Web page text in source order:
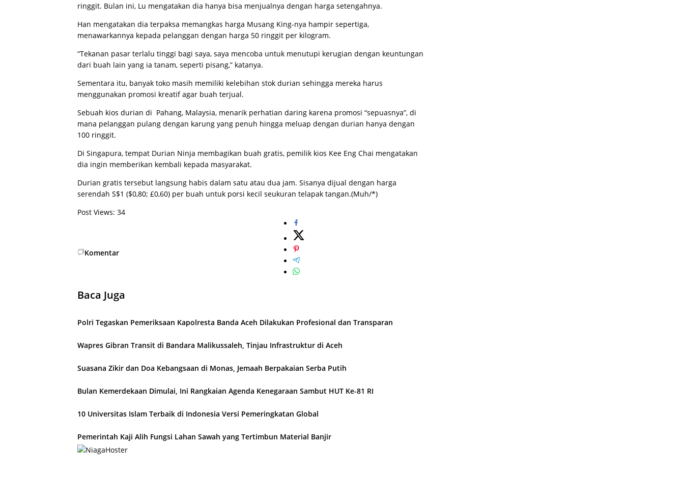
ringgit. Bulan ini, Lu mengatakan dia hanya bisa menjualnya dengan harga setengahnya.
Han mengatakan dia terpaksa memangkas harga Musang King-nya hampir sepertiga,
menawarkannya kepada pelanggan dengan harga 50 ringgit per kilogram.
“Tekanan pasar terlalu tinggi bagi saya, saya mencoba untuk menutupi kerugian dengan keuntungan
dari buah lain yang ia tanam, seperti pisang,” katanya.
Sementara itu, banyak toko masih memiliki kelebihan stok durian sehingga mereka harus
menggunakan promosi kreatif agar buah terjual.
Sebuah kios durian di Pahang, Malaysia, menarik perhatian daring karena promosi “sepuasnya”, di
mana pelanggan pulang dengan karung yang penuh hingga meluap dengan durian hanya dengan
100 ringgit.
Di Singapura, tempat Durian Ninja membagikan buah gratis, pemilik kios Kee Eng Chai mengatakan
dia ingin memberikan kembali kepada masyarakat.
Durian gratis tersebut langsung habis dalam satu atau dua jam. Sisanya dijual dengan harga
serendah S$1 ($0,80; £0,60) per buah untuk porsi kecil seukuran telapak tangan.(Muh/*)
Post Views: 34
Komentar
Baca Juga
Polri Tegaskan Pemeriksaan Kapolresta Banda Aceh Dilakukan Profesional dan Transparan
Wapres Gibran Transit di Bandara Malikussaleh, Tinjau Infrastruktur di Aceh
Suasana Zikir dan Doa Kebangsaan di Monas, Jemaah Berpakaian Serba Putih
Bulan Kemerdekaan Dimulai, Ini Rangkaian Agenda Kenegaraan Sambut HUT Ke-81 RI
10 Universitas Islam Terbaik di Indonesia Versi Pemeringkatan Global
Pemerintah Kaji Alih Fungsi Lahan Sawah yang Tertimbun Material Banjir